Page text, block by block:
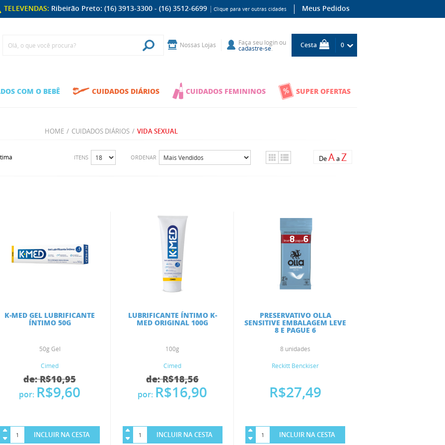
Meus Pedidos
TELEVENDAS: Ribeirão Preto: (16) 3913-3300 - (16) 3512-6699 Clique para ver outras cidades
Nossas Lojas Faça seu loginou
cadastre-se. Cesta 0
COM O BEBÊ CUIDADOS DIÁRIOS CUIDADOS FEMININOS SUPER OFERTAS
HOME / CUIDADOS DIÁRIOS / VIDA SEXUAL
ITENS ORDENAR DeAaZ
K-MED GEL LUBRIFICANTE
ÍNTIMO 50G
50g Gel
Cimed
de: R$10,95
por: R$9,60
INCLUIR NA CESTA
LUBRIFICANTE ÍNTIMO K-
MED ORIGINAL 100G
100g
Cimed
de: R$18,56
por: R$16,90
INCLUIR NA CESTA
PRESERVATIVO OLLA
SENSITIVE EMBALAGEM LEVE
8 E PAGUE 6
8 unidades
Reckitt Benckiser
R$27,49
INCLUIR NA CESTA